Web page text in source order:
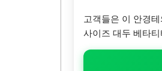
고객들은 이 안경
사이즈 대두 베타